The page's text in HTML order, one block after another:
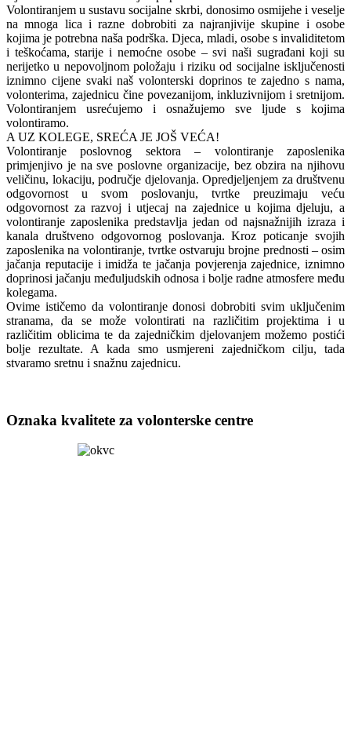
Volontiranjem u sustavu socijalne skrbi, donosimo osmijehe i veselje
na mnoga lica i razne dobrobiti za najranjivije skupine i osobe
kojima je potrebna naša podrška. Djeca, mladi, osobe s invaliditetom
i teškoćama, starije i nemoćne osobe – svi naši sugrađani koji su
nerijetko u nepovoljnom položaju i riziku od socijalne isključenosti
iznimno cijene svaki naš volonterski doprinos te zajedno s nama,
volonterima, zajednicu čine povezanijom, inkluzivnijom i sretnijom.
Volontiranjem usrećujemo i osnažujemo sve ljude s kojima
volontiramo.
A UZ KOLEGE, SREĆA JE JOŠ VEĆA!
Volontiranje poslovnog sektora – volontiranje zaposlenika
primjenjivo je na sve poslovne organizacije, bez obzira na njihovu
veličinu, lokaciju, područje djelovanja. Opredjeljenjem za društvenu
odgovornost u svom poslovanju, tvrtke preuzimaju veću
odgovornost za razvoj i utjecaj na zajednice u kojima djeluju, a
volontiranje zaposlenika predstavlja jedan od najsnažnijih izraza i
kanala društveno odgovornog poslovanja. Kroz poticanje svojih
zaposlenika na volontiranje, tvrtke ostvaruju brojne prednosti – osim
jačanja reputacije i imidža te jačanja povjerenja zajednice, iznimno
doprinosi jačanju međuljudskih odnosa i bolje radne atmosfere među
kolegama.
Ovime ističemo da volontiranje donosi dobrobiti svim uključenim
stranama, da se može volontirati na različitim projektima i u
različitim oblicima te da zajedničkim djelovanjem možemo postići
bolje rezultate. A kada smo usmjereni zajedničkom cilju, tada
stvaramo sretnu i snažnu zajednicu.
Oznaka kvalitete za volonterske centre